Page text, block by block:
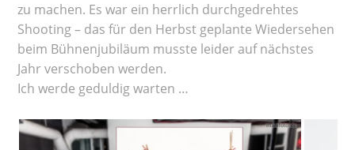
zu machen. Es war ein herrlich durchgedrehtes
Shooting – das für den Herbst geplante Wiedersehen
beim Bühnenjubiläum musste leider auf nächstes
Jahr verschoben werden.
Ich werde geduldig warten …